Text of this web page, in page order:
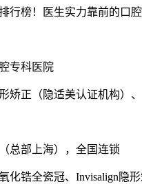
行榜！医生实力靠前的口
专科医院
矫正（隐适美认证机构）
总部上海），全国连锁
化锆全瓷冠、Invisalign隐